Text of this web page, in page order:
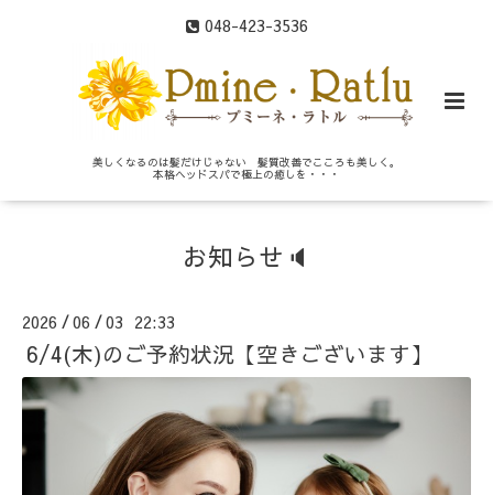
048-423-3536
美しくなるのは髪だけじゃない 髪質改善でこころも美しく。
本格ヘッドスパで極上の癒しを・・・
お知らせ🔈
2026 /06 /03 22:33
6/4(木)のご予約状況【空きございます】